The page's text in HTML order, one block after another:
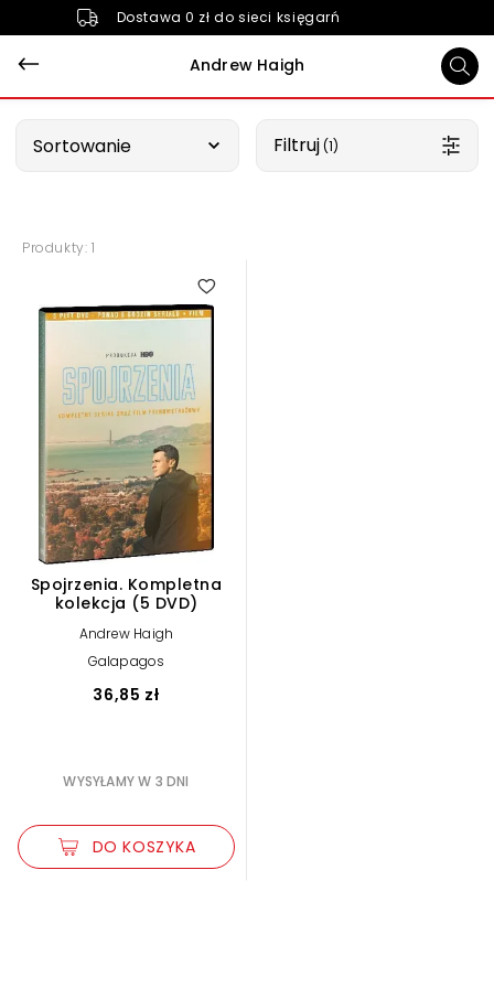
Dostawa 0 zł do sieci księgarń
Andrew Haigh
Sortowanie Filtruj (1)
Produkty: 1
Spojrzenia. Kompletna
kolekcja (5 DVD)
Andrew Haigh
Galapagos
36,85 zł
WYSYŁAMY W 3 DNI
DO KOSZYKA